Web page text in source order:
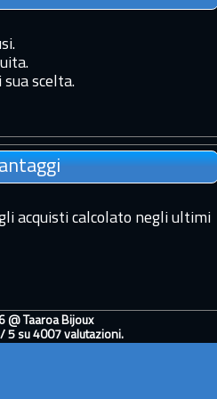
scelta.
acquisti calcolato negli ultimi
@ Taaroa Bijoux
5su 4007valutazioni.